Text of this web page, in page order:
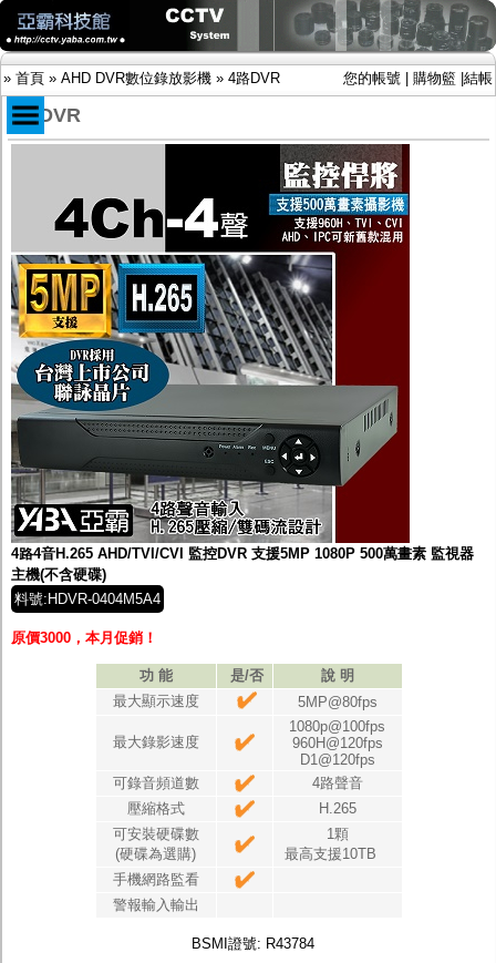
» 首頁 » AHD DVR數位錄放影機 » 4路DVR 您的帳號 購物籃 結帳
限時促銷特惠專案
IP網路攝影機及錄放影機
AHD DVR數位錄放影機
-4路DVR
-8路DVR
-16路DVR
-32路DVR
AHD半球型(適用屋內)
AHD中小型紅外線攝影機(適用騎樓、室內外)
AHD防護罩型攝影機(適用屋外，紅外線照射
距離遠）
AHD特殊功能型攝影機
旋轉型攝影機.旋轉台
傳統高解析攝影機
鏡頭
投光設備
防護罩及支架
多路攝影機單軸傳輸
監聽器.麥克風
網路設備
視訊轉換設備
線頭.插座.延長線.HDMI線
集線盒.防水盒.配線盒
偽裝嚇阻假監視器. 警示防盜貼紙
行車紀錄器.車用插座配件
電腦工業機殼
4路DVR
4路4音H.265 AHD/TVI/CVI 監控DVR 支援5MP 1080P 500萬畫素 監視器
主機(不含硬碟)
料號:HDVR-0404M5A4
原價3000，本月促銷！
功 能 是/否
說 明
最大顯示速度
5MP@80fps
最大錄影速度
1080p@100fps
960H@120fps
D1@120fps
可錄音頻道數
4路聲音
壓縮格式
H.265
可安裝硬碟數
(硬碟為選購)
1顆
最高支援10TB
手機網路監看
警報輸入輸出
BSMI證號: R43784